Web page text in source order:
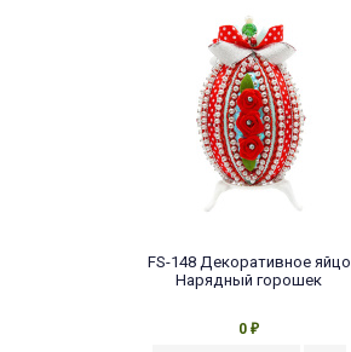
FS-148 Декоративное яйцо
Нарядный горошек
0 ₽